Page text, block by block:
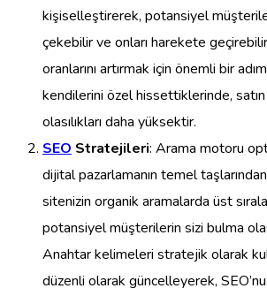
kişiselleştirerek, potansiyel
çekebilir ve onları harekete
oranlarını artırmak için önemli bir
kendilerini özel hissettiklerinde, satın
olasılıkları daha yüksektir.
SEO Stratejileri: Arama motoru
dijital pazarlamanın temel
sitenizin organik aramalarda üst
potansiyel müşterilerin sizi bulma
Anahtar kelimeleri stratejik olarak
düzenli olarak güncelleyerek,